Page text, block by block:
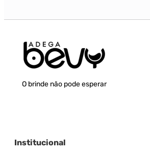
O brinde não pode esperar
Institucional